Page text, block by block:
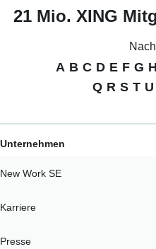
21 Mio. XING
A B C D E F G H
Q R S T U
Unternehmen
New Work SE
Karriere
Presse